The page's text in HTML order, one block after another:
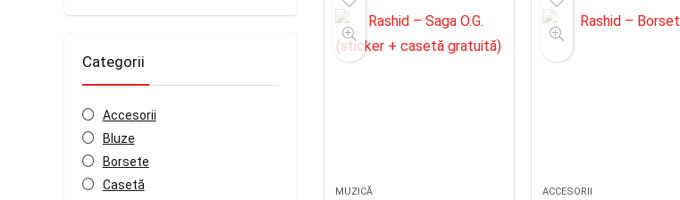
Categorii
Accesorii
Bluze
Borsete
Casetă
MUZICĂ ACCESORII